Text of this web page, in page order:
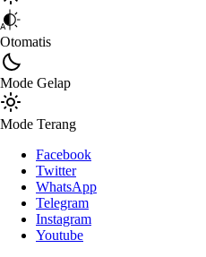
Otomatis
Mode Gelap
Mode Terang
Facebook
Twitter
WhatsApp
Telegram
Instagram
Youtube